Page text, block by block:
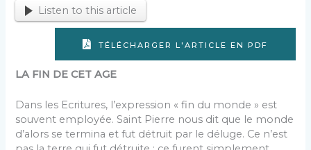
Listen to this article
TÉLÉCHARGER L'ARTICLE EN PDF
LA FIN DE CET AGE
Dans les Ecritures, l’expression « fin du monde » est
souvent employée. Saint Pierre nous dit que le monde
d’alors se termina et fut détruit par le déluge. Ce n’est